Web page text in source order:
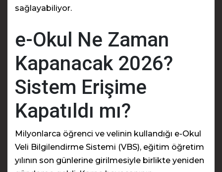
sağlayabiliyor.
e-Okul Ne Zaman
Kapanacak 2026?
Sistem Erişime
Kapatıldı mı?
Milyonlarca öğrenci ve velinin kullandığı e-Okul
Veli Bilgilendirme Sistemi (VBS), eğitim öğretim
yılının son günlerine girilmesiyle birlikte yeniden